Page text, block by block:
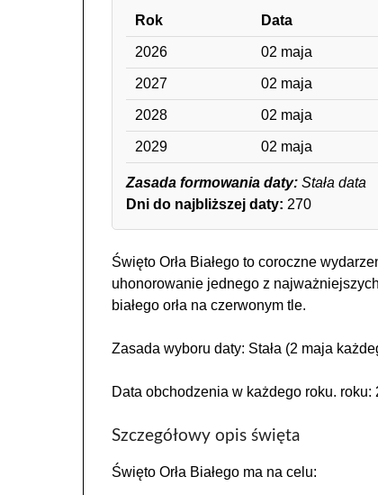
Rok Data
2026 02 maja
2027 02 maja
2028 02 maja
2029 02 maja
Zasada formowania daty:Stała data
Dni do najbliższej daty: 270
Święto Orła Białego to coroczne
uhonorowanie jednego z
białego orła na czerwonym tle.
Zasada wyboru daty: Stała (2 maja
Data obchodzenia w każdego roku. roku:
Szczegółowy opis święta
Święto Orła Białego ma na celu: